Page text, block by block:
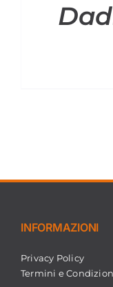
INFORMAZIONI
Privacy Policy
Termini e